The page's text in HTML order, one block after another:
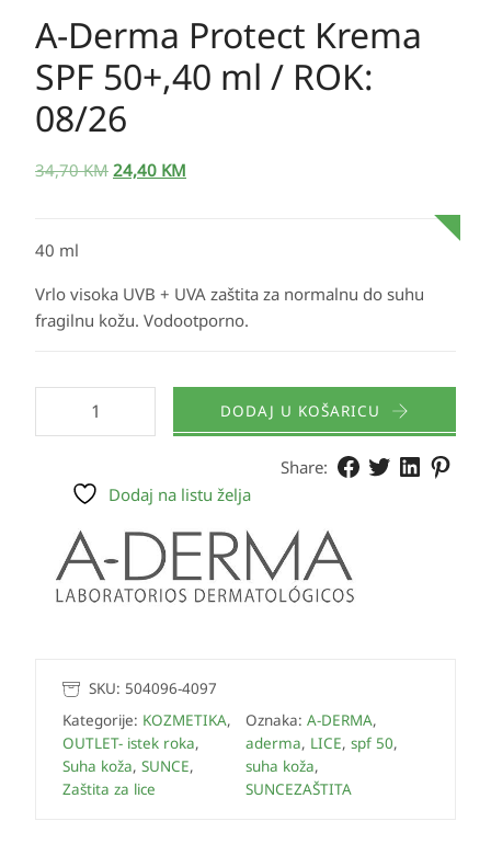
A-Derma Protect Krema
SPF 50+,40 ml / ROK:
08/26
34,70KM 24,40 KM
40 ml
Vrlo visoka UVB + UVA zaštita za normalnu do suhu
fragilnu kožu. Vodootporno.
DODAJ U KOŠARICU
Share:
Dodaj na listu želja
SKU: 504096-4097
Kategorije: KOZMETIKA,
OUTLET- istek roka,
Suha koža, SUNCE,
Zaštita za lice
Oznaka: A-DERMA,
aderma, LICE, spf 50,
suha koža,
SUNCEZAŠTITA